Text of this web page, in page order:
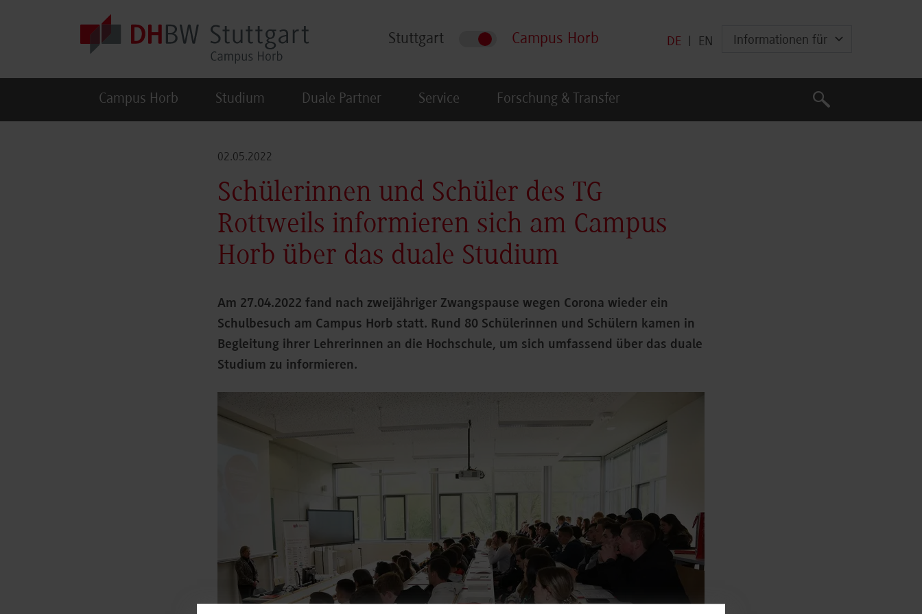
Stuttgart Campus Horb DE EN Informationen für
Campus Horb Studium Duale Partner Service Forschung & Transfer
Suche
Suche
02.05.2022
Schülerinnen und Schüler des TG
Rottweils informieren sich am Campus
Horb über das duale Studium
Am 27.04.2022 fand nach zweijähriger Zwangspause wegen Corona wieder ein
Schulbesuch am Campus Horb statt. Rund 80 Schülerinnen und Schülern kamen in
Begleitung ihrer Lehrerinnen an die Hochschule, um sich umfassend über das duale
Studium zu informieren.